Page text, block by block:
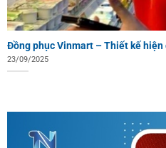
Đồng phục Vinmart – Thiết kế
23/09/2025